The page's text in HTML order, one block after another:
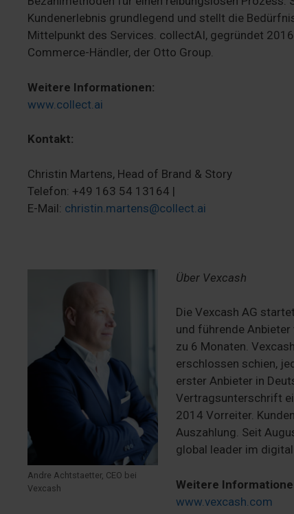
Kundenerlebnis grundlegend und stellt die
Mittelpunkt des Services. collectAI, gegründet
Commerce-Händler, der Otto Group.
Weitere Informationen:
www.collect.ai
Kontakt:
Christin Martens, Head of Brand & Story
Telefon: +49 163 54 13164 |
E-Mail: christin.martens@collect.ai
Andre Achtstaetter, CEO bei
Vexcash
Über Vexcash
Die Vexcash AG
und führende
zu 6 Monaten.
erschlossen schien,
erster Anbieter in
Vertragsunterschrift
2014 Vorreiter.
Auszahlung. Seit
global leader im
Weitere
www.vexcash.com